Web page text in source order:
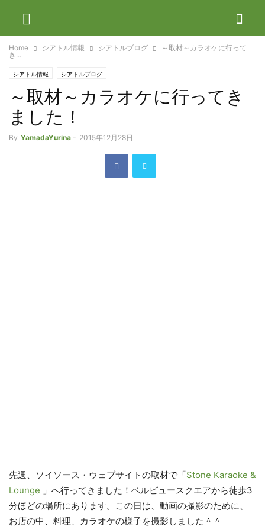
Home シアトル情報 シアトルブログ
～取材～カラオケに行って
き...
シアトル情報 シアトルブログ
～取材～カラオケに行ってき
ました！
By YamadaYurina - 2015年12月28日
先週、ソイソース・ウェブサイトの取材で「Stone Karaoke &
Lounge 」へ行ってきました！ベルビュースクエアから徒歩3
分ほどの場所にあります。この日は、動画の撮影のために、
お店の中、料理、カラオケの様子を撮影しました＾＾